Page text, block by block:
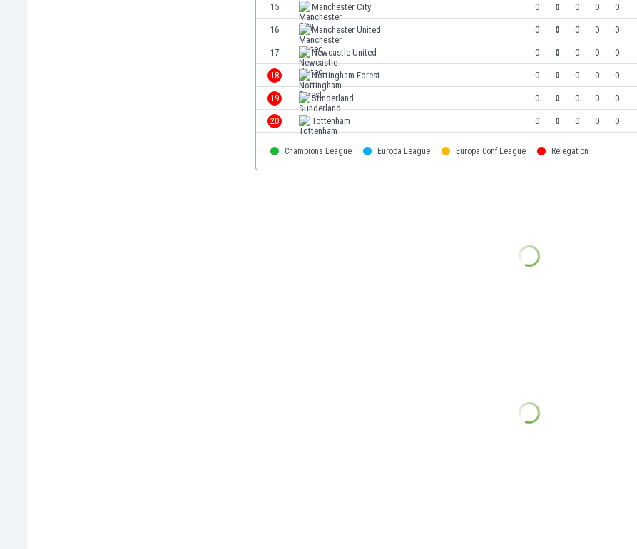
15 Manchester City 0 0 0 0 0
16 Manchester United 0 0 0 0 0
17 Newcastle United 0 0 0 0 0
18 Nottingham Forest 0 0 0 0 0
19 Sunderland 0 0 0 0 0
20 Tottenham 0 0 0 0 0
Champions League Europa League Europa Conf League Relegation